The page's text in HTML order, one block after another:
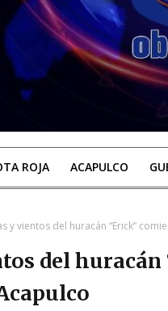
ROJA ACAPULCO
y vientos del huracán “Erick”
del huracán